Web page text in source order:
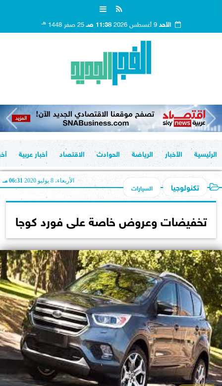
الأحد9 أغسطس 2026 11:38 صـ 25 صفر 1448 هـ
الرئيسية الأخبار الرياضة الحوادث الاقتصاد أخبار عربية
تكنولوجيا السيارات
الأربعاء، 8 يوليو 2020 06:31 مـ
تخفيضات وعروض خاصة على فورد كوجا